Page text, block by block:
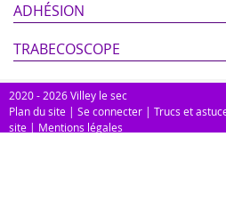
ADHÉSION
TRABECOSCOPE
2020 - 2026 Villey le sec
Plan du site | Se connecter | Trucs et
site | Mentions légales